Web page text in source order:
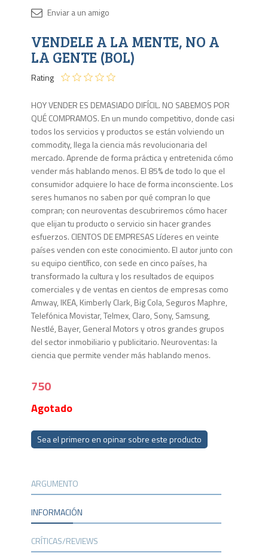
VENDELE A LA MENTE, NO A
LA GENTE (BOL)
Rating
HOY VENDER ES DEMASIADO DIFÍCIL. NO SABEMOS POR
QUÉ COMPRAMOS. En un mundo competitivo, donde casi
todos los servicios y productos se están volviendo un
commodity, llega la ciencia más revolucionaria del
mercado. Aprende de forma práctica y entretenida cómo
vender más hablando menos. El 85% de todo lo que el
consumidor adquiere lo hace de forma inconsciente. Los
seres humanos no saben por qué compran lo que
compran; con neuroventas descubriremos cómo hacer
que elijan tu producto o servicio sin hacer grandes
esfuerzos. CIENTOS DE EMPRESAS Líderes en veinte
países venden con este conocimiento. El autor junto con
su equipo científico, con sede en cinco países, ha
transformado la cultura y los resultados de equipos
comerciales y de ventas en cientos de empresas como
Amway, IKEA, Kimberly Clark, Big Cola, Seguros Maphre,
Telefónica Movistar, Telmex, Claro, Sony, Samsung,
Nestlé, Bayer, General Motors y otros grandes grupos
del sector inmobiliario y publicitario. Neuroventas: la
ciencia que permite vender más hablando menos.
750
Agotado
Sea el primero en opinar sobre este producto
ARGUMENTO
INFORMACIÓN
CRÍTICAS/REVIEWS